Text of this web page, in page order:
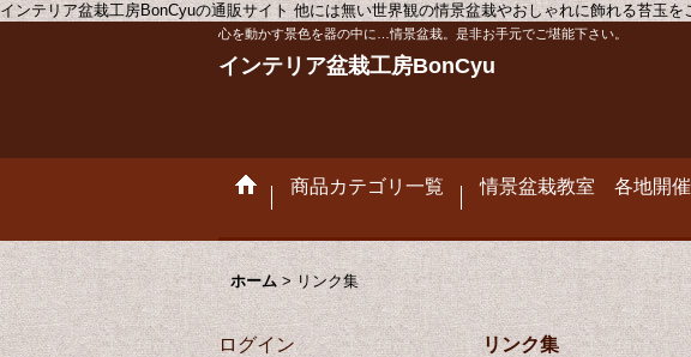
インテリア盆栽工房BonCyuの通販サイト 他には無い世界観の情景盆栽やおしゃれに飾れる苔玉を
心を動かす景色を器の中に…情景盆栽。是非お手元でご堪能下さい。
インテリア盆栽工房BonCyu
商品カテゴリ一覧 情景盆栽教室 各地開催
ホーム > リンク集
ログイン リンク集